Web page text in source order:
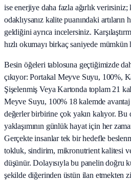
ise enerjiye daha fazla ağırlık
odaklıysanız kalite puanındaki artıların
geldiğini ayrıca incelersiniz.
hızlı okumayı birkaç saniyede mümkün
Besin öğeleri tablosuna geçtiğimizde
çıkıyor: Portakal Meyve Suyu, 100%,
Şişelenmiş Veya Kartonda toplam 21
Meyve Suyu, 100% 18 kalemde
değerler birbirine çok yakın kalıyor. Bu
yaklaşımının günlük hayat için her
Gerçekte insanlar tek bir hedefle
tokluk, sindirim, mikronutrient kalitesi
düşünür. Dolayısıyla bu panelin doğru
şekilde diğerinden üstün ilan etmekten